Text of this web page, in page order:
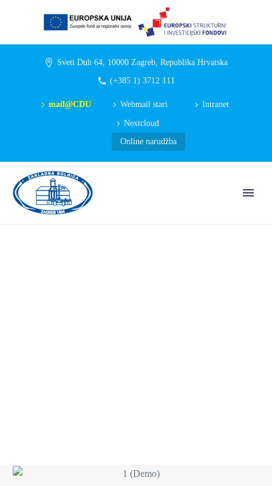
Sveti Duh 64, 10000 Zagreb, Republika Hrvatska
(+385 1) 3712 111
mail@CDU Webmail stari Intranet
Nextcloud
Online narudžba